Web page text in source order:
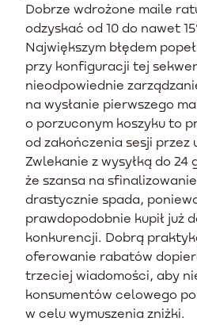
Dobrze wdrożone maile
odzyskać od 10 do nawet
Największym błędem
przy konfiguracji tej
nieodpowiednie
na wysłanie pierwszego
o porzuconym koszyku to
od zakończenia sesji przez
Zwlekanie z wysyłką do 24
że szansa na
drastycznie spada,
prawdopodobnie kupił już
konkurencji. Dobrą
oferowanie rabatów
trzeciej wiadomości, aby
konsumentów celowego
w celu wymuszenia zniżki.